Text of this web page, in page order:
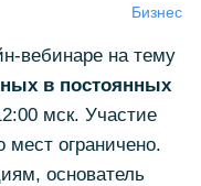
Бизнес
вебинаре на тему
в постоянных
мск. Участие
мест ограничено.
основатель